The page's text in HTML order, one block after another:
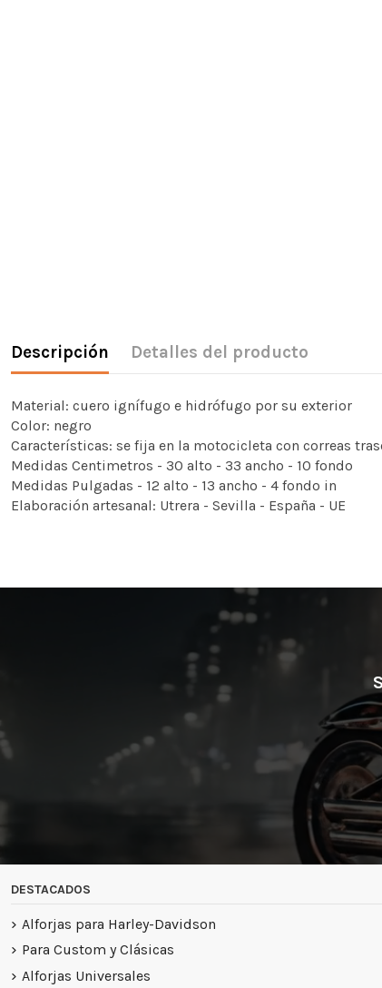
Descripción Detalles del producto
Material: cuero ignífugo e hidrófugo por su exterior
Color: negro
Características: se fija en la motocicleta con correas
Medidas Centimetros - 30 alto - 33 ancho - 10 fondo
Medidas Pulgadas - 12 alto - 13 ancho - 4 fondo in
Elaboración artesanal: Utrera - Sevilla - España - UE
DESTACADOS
Alforjas para Harley-Davidson
Para Custom y Clásicas
Alforjas Universales